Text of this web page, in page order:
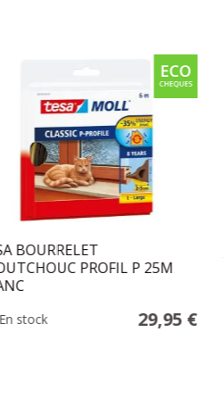
BOURRELET
PROFIL P 25M
En stock 29,95 €